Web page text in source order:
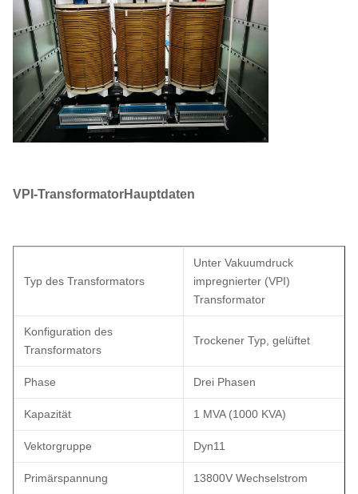
VPI-TransformatorHauptdaten
Typ des Transformators
Unter Vakuumdruck
impregnierter (VPI)
Transformator
Konfiguration des
Transformators
Trockener Typ, gelüftet
Phase Drei Phasen
Kapazität 1 MVA (1000 KVA)
Vektorgruppe Dyn11
Primärspannung 13800V Wechselstrom